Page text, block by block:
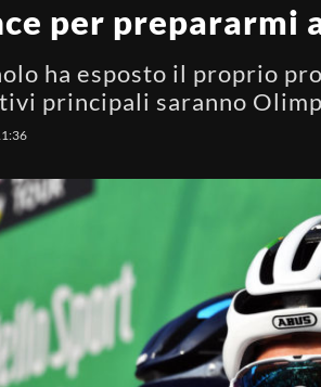
per prepararmi
ha esposto il proprio
principali saranno